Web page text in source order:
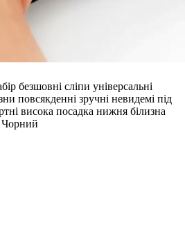
безшовні сліпи універсальні
повсякденні зручні невидемі під
висока посадка нижня білизна
Чорний